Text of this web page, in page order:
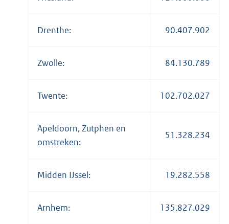
Drenthe: 90.407.902
Zwolle: 84.130.789
Twente: 102.702.027
Apeldoorn, Zutphen en
omstreken:
51.328.234
Midden IJssel: 19.282.558
Arnhem: 135.827.029